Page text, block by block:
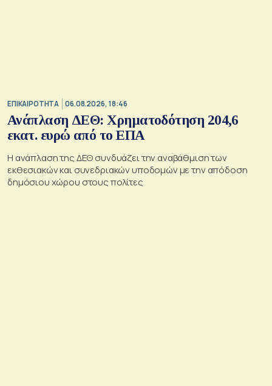
ΕΠΙΚΑΙΡΟΤΗΤΑ 06.08.2026, 18:46
Ανάπλαση ΔΕΘ: Χρηματοδότηση 204,6
εκατ. ευρώ από το ΕΠΑ
Η ανάπλαση της ΔΕΘ συνδυάζει την αναβάθμιση των
εκθεσιακών και συνεδριακών υποδομών με την απόδοση
δημόσιου χώρου στους πολίτες